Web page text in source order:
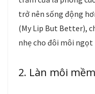
trở nên sống động
(My Lip But Better),
nhẹ cho đôi môi
2. Làn môi